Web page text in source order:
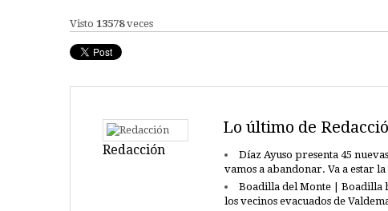
Visto 13578veces
Redacción
Lo último de
Díaz Ayuso presenta 45
vamos a abandonar. Va a estar
Boadilla del Monte | Boadilla
los vecinos evacuados de